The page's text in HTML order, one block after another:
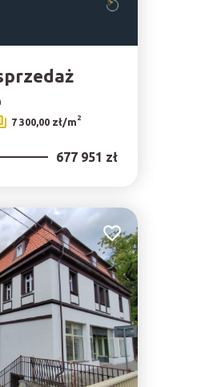
7 300,00 zł/m2
677 951 zł
Dodaj do ulubionych